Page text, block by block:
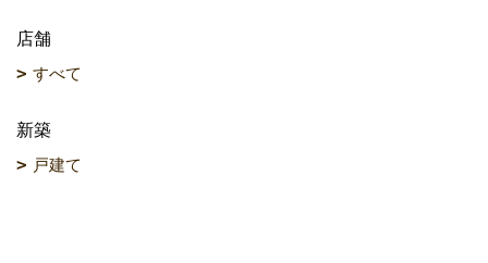
店舗
すべて
新築
戸建て